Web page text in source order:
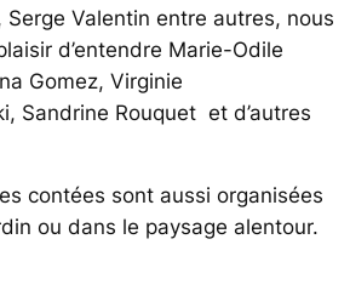
Serge Valentin entre autres, nous
d’entendre Marie-Odile
Gomez, Virginie
Sandrine Rouquet et d’autres
contées sont aussi organisées
ou dans le paysage alentour.